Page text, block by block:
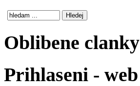
Oblibene clanky
Prihlaseni - web